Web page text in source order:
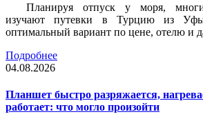
Планируя отпуск у моря,
изучают путевки в Турцию из
оптимальный вариант по цене, отелю и
Подробнее
04.08.2026
Планшет быстро разряжается,
работает: что могло произойти